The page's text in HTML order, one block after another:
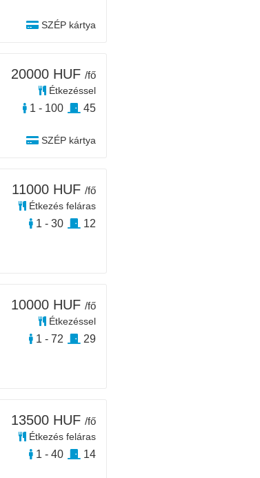
SZÉP kártya
SZÉP kártya
20000 HUF /fő
Étkezéssel
1 - 100 45
11000 HUF /fő
Étkezés feláras
1 - 30 12
10000 HUF /fő
Étkezéssel
1 - 72 29
13500 HUF /fő
Étkezés feláras
1 - 40 14